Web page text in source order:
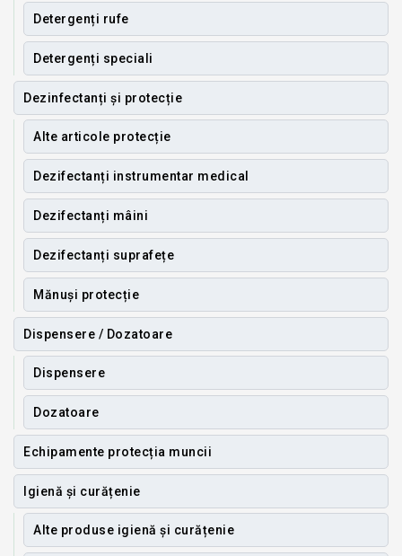
Detergenți rufe
Detergenți speciali
Dezinfectanți și protecție
Alte articole protecție
Dezifectanți instrumentar medical
Dezifectanți mâini
Dezifectanți suprafețe
Mănuși protecție
Dispensere / Dozatoare
Dispensere
Dozatoare
Echipamente protecția muncii
Igienă și curățenie
Alte produse igienă și curățenie